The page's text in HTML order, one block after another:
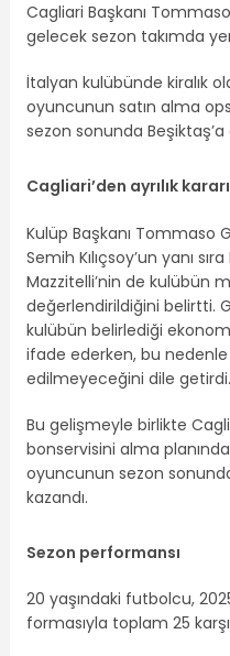
Cagliari Başkanı
gelecek sezon takımda
İtalyan kulübünde kiralık
oyuncunun satın alma
sezon sonunda
Cagliari’den ayrılık kararı
Kulüp Başkanı Tommaso
Semih Kılıçsoy’un yanı
Mazzitelli’nin de kulübün
değerlendirildiğini belirtti.
kulübün belirlediği
ifade ederken, bu
edilmeyeceğini dile getirdi.
Bu gelişmeyle birlikte
bonservisini alma
oyuncunun sezon
kazandı.
Sezon performansı
20 yaşındaki futbolcu,
formasıyla toplam 25